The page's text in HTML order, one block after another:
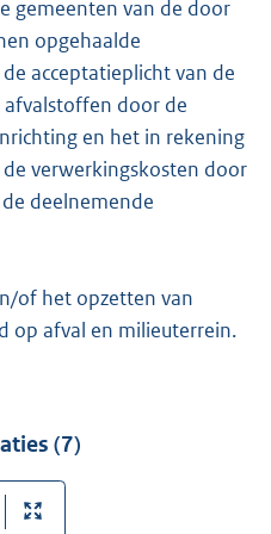
gemeenten van de door
opgehaalde
acceptatieplicht van de
door de
en het in rekening
verwerkingskosten door
de deelnemende
of het opzetten van
op afval en milieuterrein.
(7)